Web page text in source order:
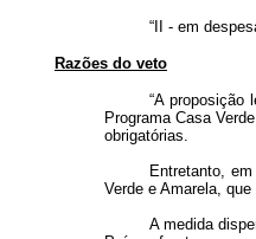
“II - em
Razões do veto
“A proposição
Programa Casa
obrigatórias.
Entretanto,
Verde e Amarela,
A medida